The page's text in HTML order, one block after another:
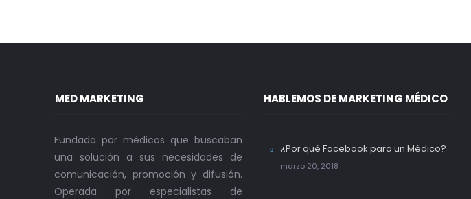
MED MARKETING
Fundada por médicos que buscaban
una solución a sus necesidades de
comunicación, promoción y difusión.
Operada por especialistas de
HABLEMOS DE MARKETING MÉDICO
¿Por qué Facebook para un Médico?
marzo 20, 2018